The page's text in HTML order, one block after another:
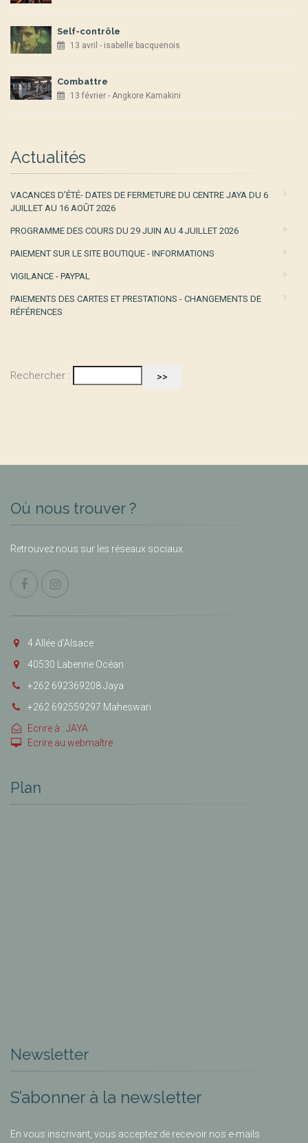
Self-contrôle
13 avril - isabelle bacquenois
Combattre
13 février - Angkore Kamakini
Actualités
VACANCES D’ÉTÉ- DATES DE FERMETURE DU CENTRE JAYA DU 6
JUILLET AU 16 AOÛT 2026
PROGRAMME DES COURS DU 29 JUIN AU 4 JUILLET 2026
PAIEMENT SUR LE SITE BOUTIQUE - INFORMATIONS
VIGILANCE - PAYPAL
PAIEMENTS DES CARTES ET PRESTATIONS - CHANGEMENTS DE
RÉFÉRENCES
Rechercher :
Où nous trouver ?
Retrouvez nous sur les réseaux sociaux.
4 Allée d’Alsace
40530 Labenne Océan
+262 692369208 Jaya
+262 692559297 Maheswari
Ecrire à : JAYA
Ecrire au webmaître
Plan
Newsletter
S’abonner à la newsletter
En vous inscrivant, vous acceptez de recevoir nos e-mails